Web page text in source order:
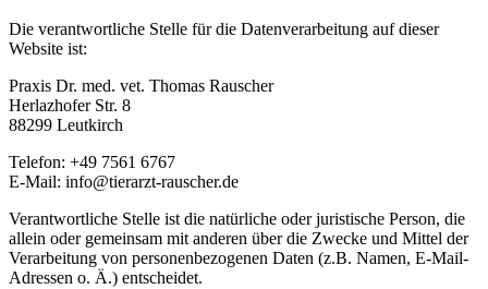
Die verantwortliche Stelle für die Datenverarbeitung auf dieser
Website ist:
Praxis Dr. med. vet. Thomas Rauscher
Herlazhofer Str. 8
88299 Leutkirch
Telefon: +49 7561 6767
E-Mail: info@tierarzt-rauscher.de
Verantwortliche Stelle ist die natürliche oder juristische Person, die
allein oder gemeinsam mit anderen über die Zwecke und Mittel der
Verarbeitung von personenbezogenen Daten (z.B. Namen, E-Mail-
Adressen o. Ä.) entscheidet.